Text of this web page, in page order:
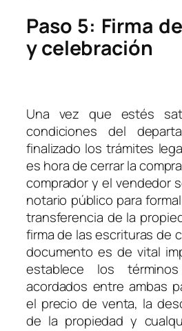
Paso 5: Firma
y celebración
Una vez que estés
condiciones del
finalizado los trámites
es hora de cerrar la
comprador y el vendedor
notario público para
transferencia de la
firma de las escrituras de
documento es de vital
establece los
acordados entre ambas
el precio de venta, la
de la propiedad y